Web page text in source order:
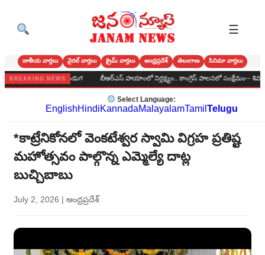
☰
జాతీయ వార్తలు వైరల్ వార్తలు క్రైమ్ వార్తలు ఆంధ్రప్రదేశ్ తెలంగాణ సినిమా వార్తలు
BREAKING NEWS
ఘనంగా బోనాల పండుగ బీఆర్‌ఎస్‌ హయాంలో నిర్లక్ష్యం.. కాంగ్రెస్‌ పాలనలో సంక్షేమం-- శివన్నోళ్ల
Select Language:
EnglishHindiKannadaMalayalamTamil Telugu
*కాట్రేనికోనలో వెంకటేశ్వర స్వామి విగ్రహ ప్రతిష్ట
మహోత్సవం పాల్గొన్న ఎమ్మెల్యే దాట్ల
బుచ్చిబాబు
July 2, 2026 | ఆంధ్రప్రదేశ్